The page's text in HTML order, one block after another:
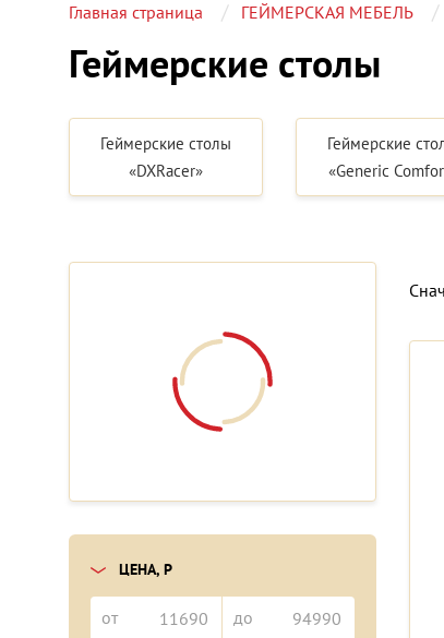
Главная страница ГЕЙМЕРСКАЯ МЕБЕЛЬ
Геймерские столы
Геймерские столы
«DXRacer»
Геймерские
«Generic
ЦЕНА, Р
от до